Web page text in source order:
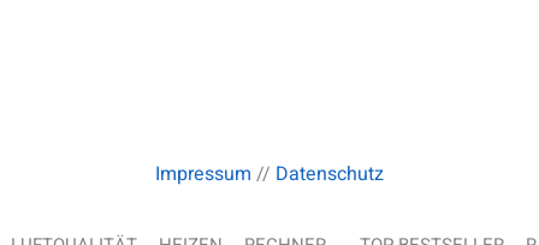
Impressum // Datenschutz